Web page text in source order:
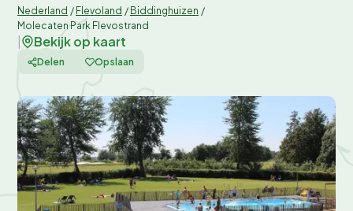
Nederland / Flevoland / Biddinghuizen /
Molecaten Park Flevostrand
Bekijk op kaart
Delen Opslaan